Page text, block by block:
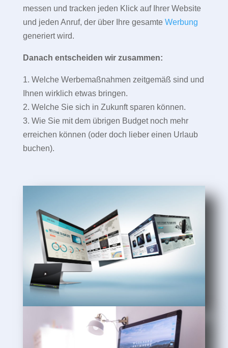
messen und tracken jeden Klick auf Ihrer Website
und jeden Anruf, der über Ihre gesamte Werbung
generiert wird.
Danach entscheiden wir zusammen:
1. Welche Werbemaßnahmen zeitgemäß sind und
Ihnen wirklich etwas bringen.
2. Welche Sie sich in Zukunft sparen können.
3. Wie Sie mit dem übrigen Budget noch mehr
erreichen können (oder doch lieber einen Urlaub
buchen).